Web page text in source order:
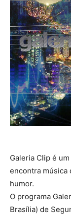
Galeria Clip é
encontra música
humor.
O programa
Brasília) de